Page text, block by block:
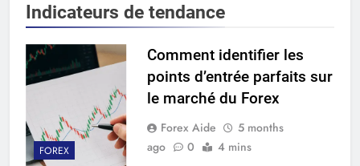
Indicateurs de tendance
FOREX
Comment identifier les
points d’entrée parfaits sur
le marché du Forex
Forex Aide
5 months
ago
0 4 mins